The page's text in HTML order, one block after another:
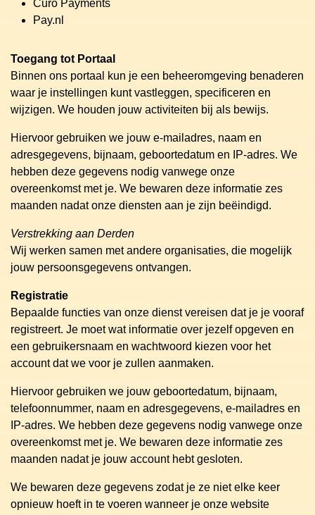
Curo Payments
Pay.nl
Toegang tot Portaal
Binnen ons portaal kun je een beheeromgeving benaderen
waar je instellingen kunt vastleggen, specificeren en
wijzigen. We houden jouw activiteiten bij als bewijs.
Hiervoor gebruiken we jouw e-mailadres, naam en
adresgegevens, bijnaam, geboortedatum en IP-adres. We
hebben deze gegevens nodig vanwege onze
overeenkomst met je. We bewaren deze informatie zes
maanden nadat onze diensten aan je zijn beëindigd.
Verstrekking aan Derden
Wij werken samen met andere organisaties, die mogelijk
jouw persoonsgegevens ontvangen.
Registratie
Bepaalde functies van onze dienst vereisen dat je je vooraf
registreert. Je moet wat informatie over jezelf opgeven en
een gebruikersnaam en wachtwoord kiezen voor het
account dat we voor je zullen aanmaken.
Hiervoor gebruiken we jouw geboortedatum, bijnaam,
telefoonnummer, naam en adresgegevens, e-mailadres en
IP-adres. We hebben deze gegevens nodig vanwege onze
overeenkomst met je. We bewaren deze informatie zes
maanden nadat je jouw account hebt gesloten.
We bewaren deze gegevens zodat je ze niet elke keer
opnieuw hoeft in te voeren wanneer je onze website